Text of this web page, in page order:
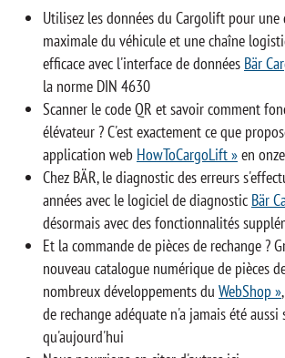
Utilisez les données du Cargolift pour
maximale du véhicule et une chaîne
efficace avec l'interface de données Bär
la norme DIN 4630
Scanner le code QR et savoir comment
élévateur ? C'est exactement ce que
application web HowToCargoLift »en
Chez BÄR, le diagnostic des erreurs
années avec le logiciel de diagnostic Bär
désormais avec des fonctionnalités
Et la commande de pièces de rechange ?
nouveau catalogue numérique de pièces
nombreux développements du WebShop »
de rechange adéquate n'a jamais été aussi
qu'aujourd'hui